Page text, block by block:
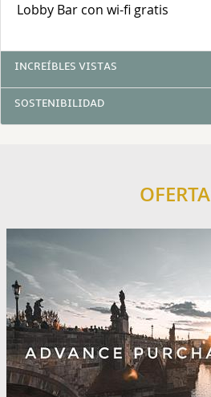
Lobby Bar con wi-fi gratis
INCREÍBLES VISTAS
SOSTENIBILIDAD